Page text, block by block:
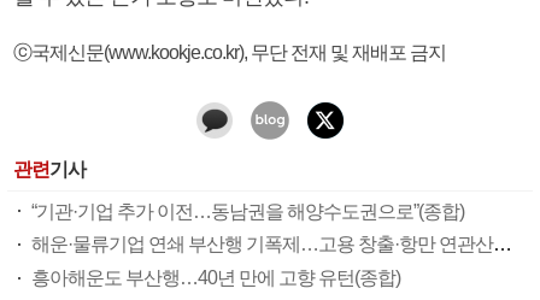
ⓒ국제신문(www.kookje.co.kr), 무단 전재 및 재배포 금지
관련기사
“기관·기업 추가 이전…동남권을 해양수도권으로”(종합)
해운·물류기업 연쇄 부산행 기폭제…고용 창출·항만 연관산업 집적 기대
흥아해운도 부산행…40년 만에 고향 유턴(종합)